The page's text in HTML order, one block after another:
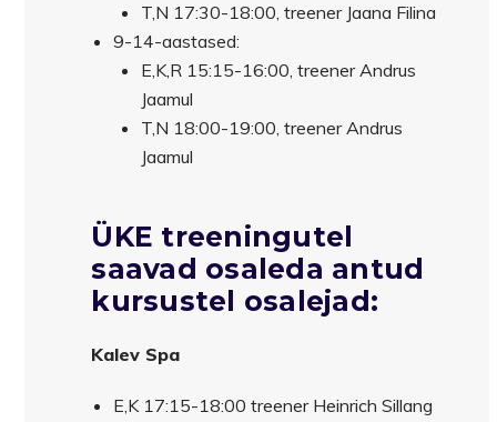
T,N 17:30-18:00, treener Jaana Filina
9-14-aastased:
E,K,R 15:15-16:00, treener Andrus
Jaamul
T,N 18:00-19:00, treener Andrus
Jaamul
ÜKE treeningutel
saavad osaleda antud
kursustel osalejad:
Kalev Spa
E,K 17:15-18:00 treener Heinrich Sillang